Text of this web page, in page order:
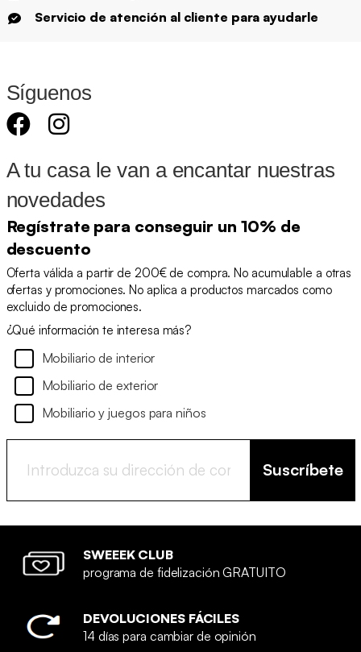
Servicio de atención al cliente para ayudarle
Síguenos
A tu casa le van a encantar nuestras
novedades
Regístrate para conseguir un 10% de
descuento
Oferta válida a partir de 200€ de compra. No acumulable a otras
ofertas y promociones. No aplica a productos marcados como
excluido de promociones.
¿Qué información te interesa más?
Mobiliario de interior
Mobiliario de exterior
Mobiliario y juegos para niños
Suscríbete
SWEEEK CLUB
programa de fidelización GRATUITO
DEVOLUCIONES FÁCILES
14 días para cambiar de opinión